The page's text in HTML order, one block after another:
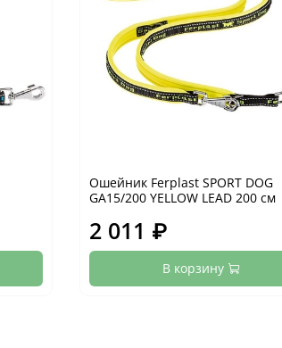
Ошейник Ferplast SPORT DOG
GA15/200 YELLOW LEAD 200 см
2 011 ₽
В корзину